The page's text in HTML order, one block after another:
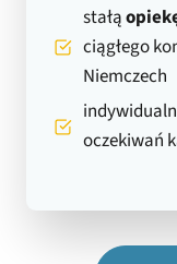
stałą
ciągłego
Niemczech
oczekiwań